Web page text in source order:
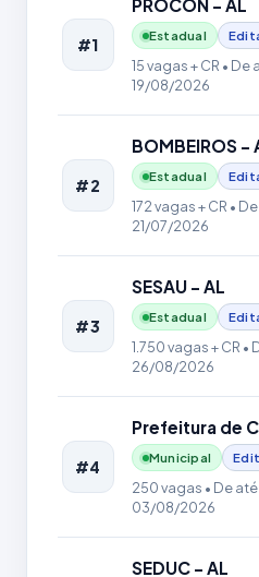
#1
PROCON - AL
Estadual
15 vagas + CR • De
19/08/2026
#2
BOMBEIROS -
Estadual
172 vagas + CR •
21/07/2026
#3
SESAU - AL
Estadual
1.750 vagas + CR •
26/08/2026
#4
Prefeitura de
Municipal
250 vagas • De
03/08/2026
SEDUC - AL